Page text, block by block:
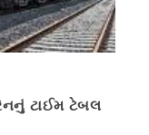
ટાઈમ ટેબલ